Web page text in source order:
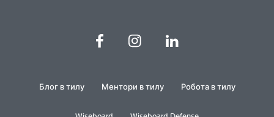
Блог в тилу Ментори в тилу Робота в тилу